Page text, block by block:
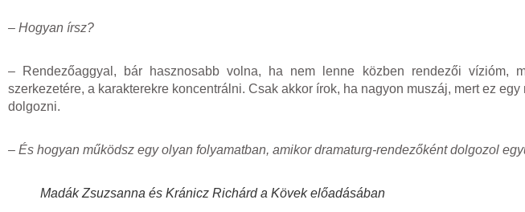
– Hogyan írsz?
– Rendezőaggyal, bár hasznosabb volna, ha nem lenne közben rendezői vízióm,
szerkezetére, a karakterekre koncentrálni. Csak akkor írok, ha nagyon muszáj, mert ez
dolgozni.
– És hogyan működsz egy olyan folyamatban, amikor dramaturg-rendezőként dolgozol
Madák Zsuzsanna és Kránicz Richárd a Kövek előadásában